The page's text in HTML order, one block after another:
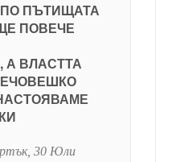
ПЪТИЩАТА
ПОВЕЧЕ
ВЛАСТТА
30 Юли